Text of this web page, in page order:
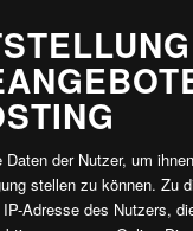
der Nutzer, um
stellen zu können. Zu
Adresse des Nutzers,